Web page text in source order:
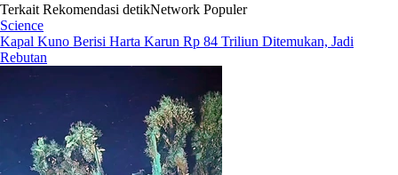
Terkait Rekomendasi detikNetwork Populer
Science
Kapal Kuno Berisi Harta Karun Rp 84 Triliun Ditemukan, Jadi
Rebutan